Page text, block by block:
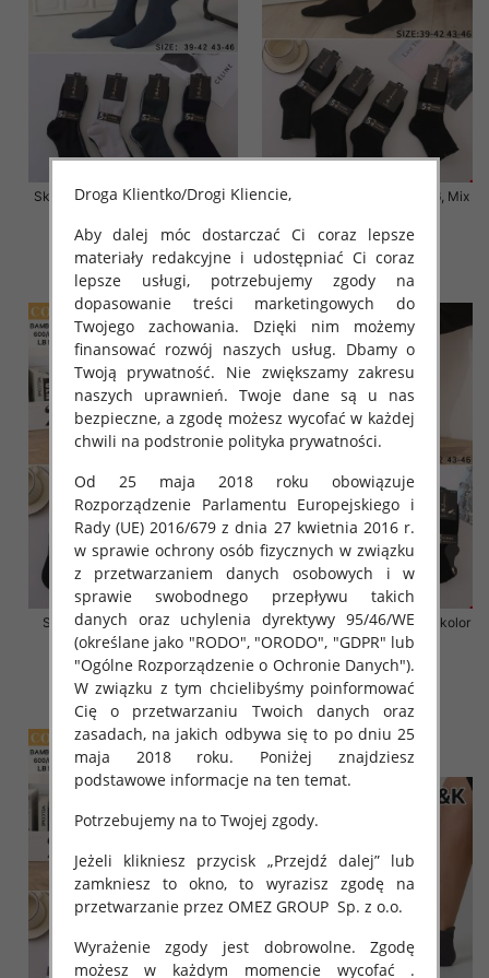
Skarpety męskie Roz 39-46, Mix
3.20 zł
szczegóły
Skarpety męskie Roz 39-46, Mix
3.20 zł
szczegóły
Stopki męskie Roz 39-46, Mix
kolor Paczka 40 szt
2.80 zł
szczegóły
Stopki męskie Roz 39-46, 1 kolor
Paczka 40 szt
2.80 zł
szczegóły
Droga Klientko/Drogi Kliencie,
Aby dalej móc dostarczać Ci coraz lepsze
materiały redakcyjne i udostępniać Ci coraz
lepsze usługi, potrzebujemy zgody na
dopasowanie treści marketingowych do
Twojego zachowania. Dzięki nim możemy
finansować rozwój naszych usług. Dbamy o
Twoją prywatność. Nie zwiększamy zakresu
naszych uprawnień. Twoje dane są u nas
bezpieczne, a zgodę możesz wycofać w każdej
chwili na podstronie polityka prywatności.
Od 25 maja 2018 roku obowiązuje
Rozporządzenie Parlamentu Europejskiego i
Rady (UE) 2016/679 z dnia 27 kwietnia 2016 r.
w sprawie ochrony osób fizycznych w związku
z przetwarzaniem danych osobowych i w
sprawie swobodnego przepływu takich
danych oraz uchylenia dyrektywy 95/46/WE
(określane jako "RODO", "ORODO", "GDPR" lub
"Ogólne Rozporządzenie o Ochronie Danych").
W związku z tym chcielibyśmy poinformować
Cię o przetwarzaniu Twoich danych oraz
zasadach, na jakich odbywa się to po dniu 25
maja 2018 roku. Poniżej znajdziesz
podstawowe informacje na ten temat.
Potrzebujemy na to Twojej zgody.
Jeżeli klikniesz przycisk „Przejdź dalej” lub
zamkniesz to okno, to wyrazisz zgodę na
przetwarzanie przez OMEZ GROUP Sp. z o.o.
Wyrażenie zgody jest dobrowolne. Zgodę
możesz w każdym momencie wycofać .